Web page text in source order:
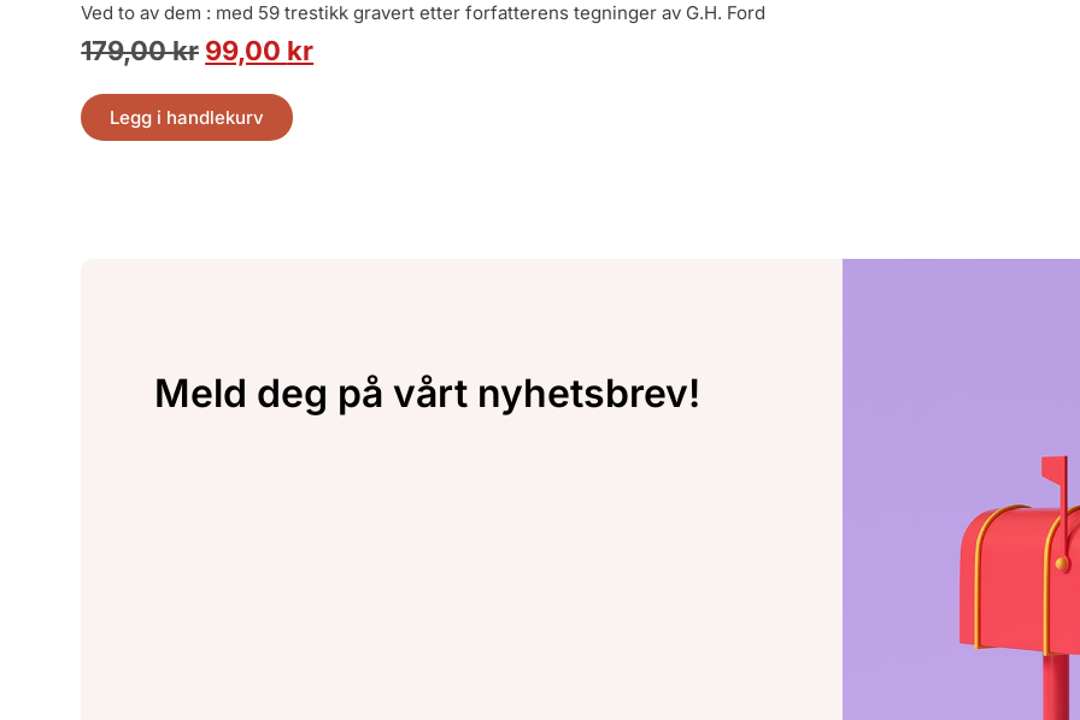
ved to av dem : med 59 trestikk gravert etter forfatterens tegninger av G.H. Ford
179,00kr 99,00 kr
Legg i handlekurv
Meld deg på vårt nyhetsbrev!